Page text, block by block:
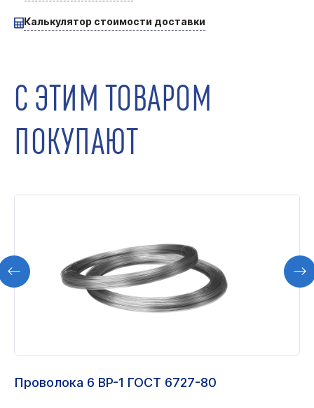
Калькулятор стоимости доставки
С ЭТИМ ТОВАРОМ
ПОКУПАЮТ
Проволока 6 ВР-1 ГОСТ 6727-80